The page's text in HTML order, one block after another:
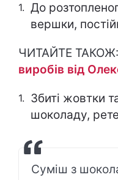
До
вершки,
ЧИТАЙТЕ ТАКОЖ:
виробів від
Збиті жовтки
шоколаду,
Суміш з